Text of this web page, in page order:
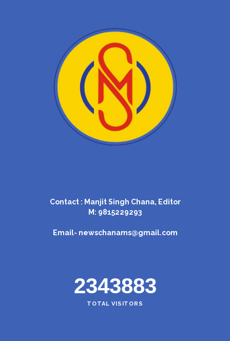
Contact : Manjit Singh Chana, Editor
M: 9815229293
Email- newschanams@gmail.com
2343883
TOTAL VISITORS